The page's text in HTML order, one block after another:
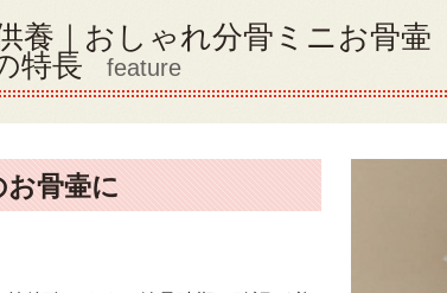
養｜おしゃれ分骨ミニお骨
特長 feature
骨壷に